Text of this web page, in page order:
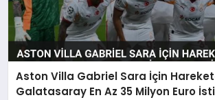
Aston Villa Gabriel Sara İçin
Galatasaray En Az 35 Milyon Euro